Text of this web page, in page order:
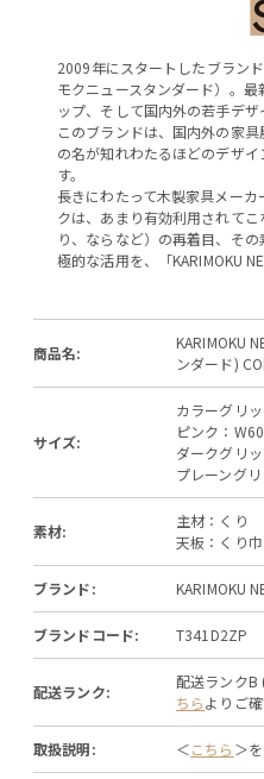
2009年にスタートしたブランド
モクニュースタンダード）。
ップ、そして国内外の若手デ
このブランドは、国内外の家
の名が知れわたるほどのデザ
す。
長きにわたって木製家具メー
クは、あまり有効利用されて
り、ならなど）の再着目、そ
極的な活用を、「KARIMOKU
商品名:
KARIMOKU
ンダード)
サイズ:
カラーグリ
ピンク：
ダークグリ
プレーング
素材:
主材：くり
天板：くり
ブランド: KARIMOKU
ブランドコード: T341D2ZP
配送ランク:
配送ランクB
ちらよりご
取扱説明: ＜こちら ＞